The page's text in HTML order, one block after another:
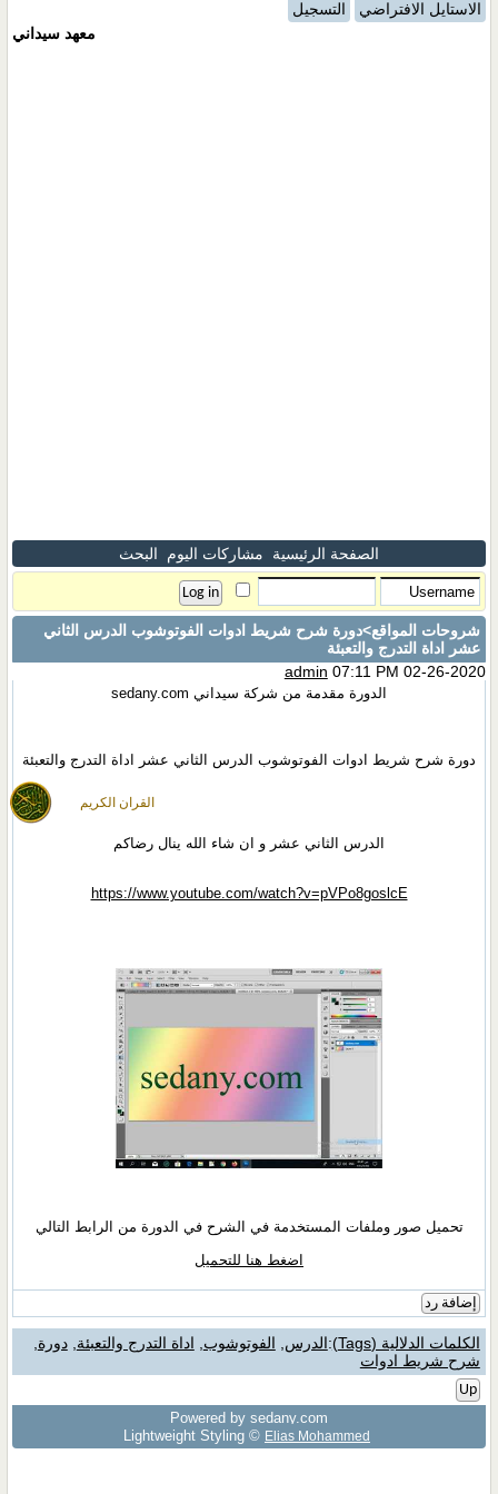
القران الكريم
الاستايل الافتراضي
التسجيل
معهد سيداني
الصفحة الرئيسية مشاركات اليوم البحث
شروحات المواقع>دورة شرح شريط ادوات الفوتوشوب الدرس الثاني
عشر اداة التدرج والتعبئة
admin 07:11 PM 02-26-2020
الدورة مقدمة من شركة سيداني sedany.com
دورة شرح شريط ادوات الفوتوشوب الدرس الثاني عشر اداة التدرج والتعبئة
الدرس الثاني عشر و ان شاء الله ينال رضاكم
https://www.youtube.com/watch?v=pVPo8goslcE
تحميل صور وملفات المستخدمة في الشرح في الدورة من الرابط التالي
اضغط هنا للتحميل
إضافة رد
الكلمات الدلالية (Tags) :الدرس الفوتوشوب اداة التدرج والتعبئة ,دورة
شرح شريط ادوات
Up
Powered by sedany.com
Lightweight Styling © Elias Mohammed